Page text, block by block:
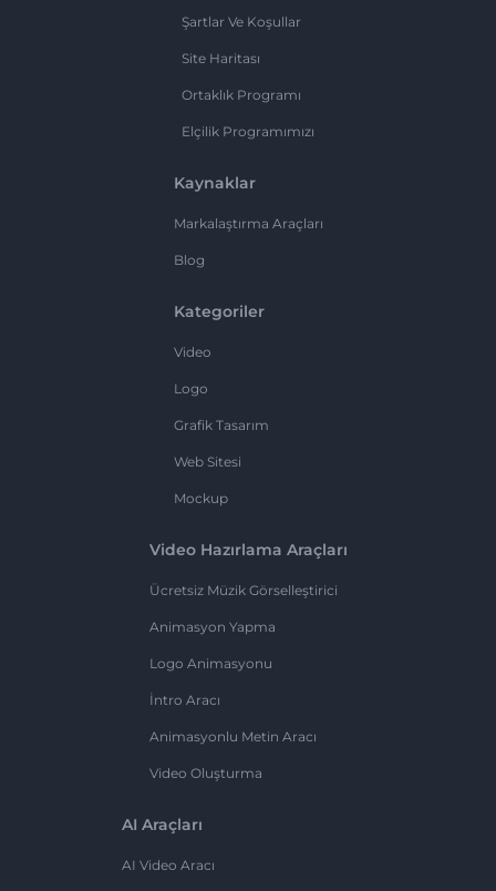
Şartlar Ve Koşullar
Site Haritası
Ortaklık Programı
Elçilik Programımızı
Kaynaklar
Markalaştırma Araçları
Blog
Kategoriler
Video
Logo
Grafik Tasarım
Web Sitesi
Mockup
Video Hazırlama Araçları
Ücretsiz Müzik Görselleştirici
Animasyon Yapma
Logo Animasyonu
İntro Aracı
Animasyonlu Metin Aracı
Video Oluşturma
AI Araçları
AI Video Aracı